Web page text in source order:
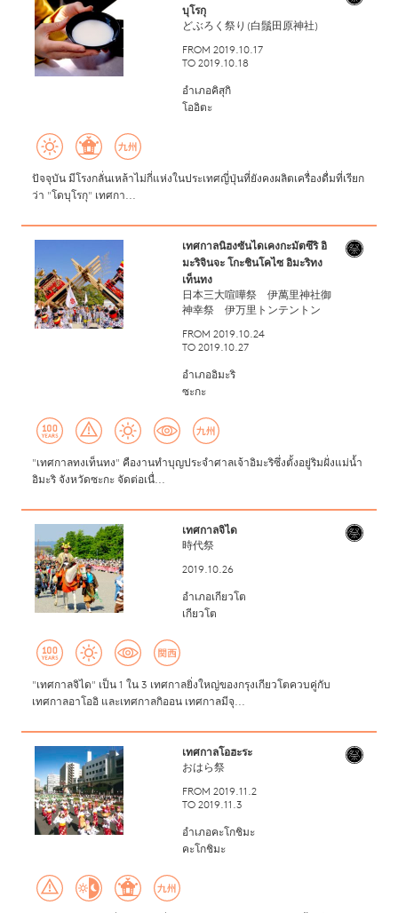
บุโรกุ
どぶろく祭り(白鬚田原神社)
FROM 2019.10.17
TO 2019.10.18
อำเภอคิสุกิ
โออิตะ
ปัจจุบัน มีโรงกลั่นเหล้าไม่กี่แห่งในประเทศญี่ปุ่นที่ยังคงผลิตเครื่องดื่มที่เรียก
ว่า "โดบุโรกุ" เทศกา...
เทศกาลนิฮงซันไดเคงกะมัตซึริ อิ
มะริจินจะ โกะชินโคไซ อิมะริทง
เท็นทง
日本三大喧嘩祭 伊萬里神社御
神幸祭 伊万里トンテントン
FROM 2019.10.24
TO 2019.10.27
อำเภออิมะริ
ซะกะ
"เทศกาลทงเท็นทง" คืองานทำบุญประจำศาลเจ้าอิมะริซึ่งตั้งอยู่ริมฝั่งแม่น้ำ
อิมะริ จังหวัดซะกะ จัดต่อเนื่...
เทศกาลจิได
時代祭
2019.10.26
อำเภอเกียวโต
เกียวโต
"เทศกาลจิได" เป็น 1 ใน 3 เทศกาลยิ่งใหญ่ของกรุงเกียวโตควบคู่กับ
เทศกาลอาโออิ และเทศกาลกิออน เทศกาลมีจุ...
เทศกาลโอฮะระ
おはら祭
FROM 2019.11.2
TO 2019.11.3
อำเภอคะโกชิมะ
คะโกชิมะ